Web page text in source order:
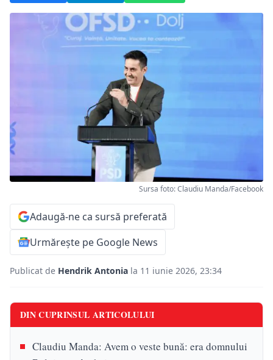
Sursa foto: Claudiu Manda/Facebook
Adaugă-ne ca sursă preferată
Urmărește pe Google News
Publicat de Hendrik Antonia la 11 iunie 2026, 23:34
DIN CUPRINSUL ARTICOLULUI
Claudiu Manda: Avem o veste bună: era domnului